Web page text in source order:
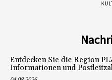
Entdecken Sie die Region
Informationen und